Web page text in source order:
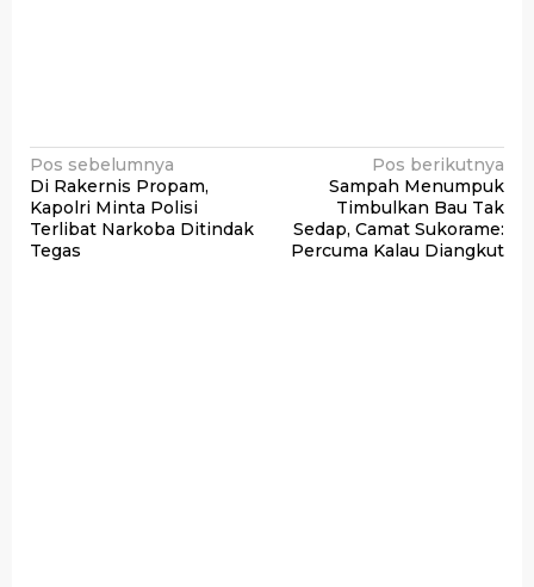
Navigasi
pos
Pos sebelumnya
Di Rakernis Propam,
Kapolri Minta Polisi
Terlibat Narkoba Ditindak
Tegas
Pos berikutnya
Sampah Menumpuk
Timbulkan Bau Tak
Sedap, Camat Sukorame:
Percuma Kalau Diangkut